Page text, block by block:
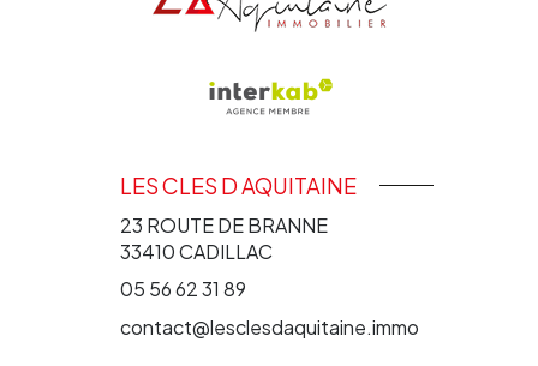
LES CLES D AQUITAINE
23 ROUTE DE BRANNE
33410CADILLAC
05 56 62 31 89
contact@lesclesdaquitaine.immo